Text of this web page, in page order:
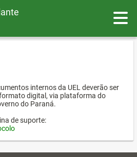
internos da UEL deverão ser
digital, via plataforma do
do Paraná.
de suporte: